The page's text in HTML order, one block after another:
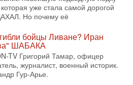
на Нетаниягу! Трамп не
готовит взрыв!
TV СЕРГЕЙ МИГДАЛЬ, эксперт
офицер запаса
полиции Израиля, автор
ХАМАСа - НОВОСТИ
уже стала самой дорогой
Но почему её
бойцы Ливане? Иран
ШАБАКА
TV Григорий Тамар, офицер
журналист, военный историк.
Гур-Арье.